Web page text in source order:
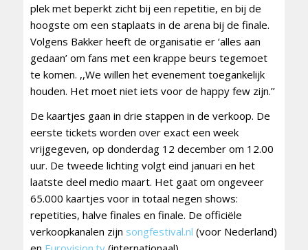
plek met beperkt zicht bij een repetitie, en bij de
hoogste om een staplaats in de arena bij de finale.
Volgens Bakker heeft de organisatie er ‘alles aan
gedaan’ om fans met een krappe beurs tegemoet
te komen. ,,We willen het evenement toegankelijk
houden. Het moet niet iets voor de happy few zijn.’’
De kaartjes gaan in drie stappen in de verkoop. De
eerste tickets worden over exact een week
vrijgegeven, op donderdag 12 december om 12.00
uur. De tweede lichting volgt eind januari en het
laatste deel medio maart. Het gaat om ongeveer
65.000 kaartjes voor in totaal negen shows:
repetities, halve finales en finale. De officiële
verkoopkanalen zijn songfestival.nl (voor Nederland)